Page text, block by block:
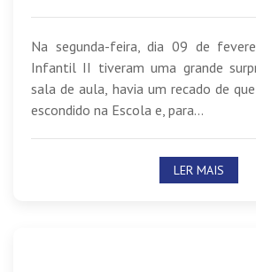
Na segunda-feira, dia 09 de
Infantil II tiveram uma grande
sala de aula, havia um recado de
escondido na Escola e, para...
LER MAIS